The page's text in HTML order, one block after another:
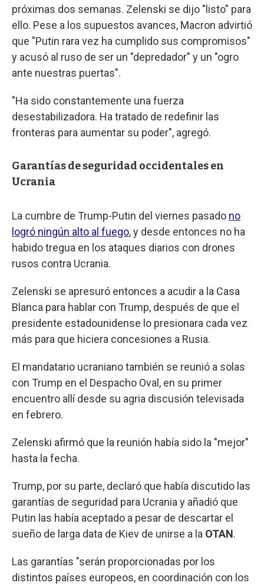
próximas dos semanas. Zelenski se dijo "listo" para
ello. Pese a los supuestos avances, Macron advirtió
que "Putin rara vez ha cumplido sus compromisos"
y acusó al ruso de ser un "depredador" y un "ogro
ante nuestras puertas".
"Ha sido constantemente una fuerza
desestabilizadora. Ha tratado de redefinir las
fronteras para aumentar su poder", agregó.
Garantías de seguridad occidentales en
Ucrania
La cumbre de Trump-Putin del viernes pasado no
logró ningún alto al fuego, y desde entonces no ha
habido tregua en los ataques diarios con drones
rusos contra Ucrania.
Zelenski se apresuró entonces a acudir a la Casa
Blanca para hablar con Trump, después de que el
presidente estadounidense lo presionara cada vez
más para que hiciera concesiones a Rusia.
El mandatario ucraniano también se reunió a solas
con Trump en el Despacho Oval, en su primer
encuentro allí desde su agria discusión televisada
en febrero.
Zelenski afirmó que la reunión había sido la "mejor"
hasta la fecha.
Trump, por su parte, declaró que había discutido las
garantías de seguridad para Ucrania y añadió que
Putin las había aceptado a pesar de descartar el
sueño de larga data de Kiev de unirse a la OTAN.
Las garantías "serán proporcionadas por los
distintos países europeos, en coordinación con los